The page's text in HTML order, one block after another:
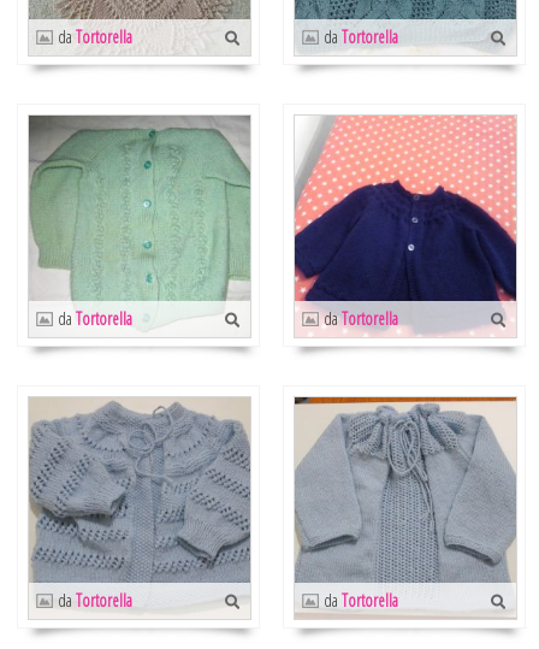
da Tortorella da Tortorella
da Tortorella daTortorella
da Tortorella da Tortorella